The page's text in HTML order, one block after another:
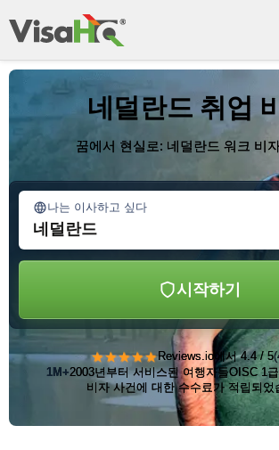
네덜란드 취업
꿈에서 현실로: 네덜란드 워크 비
나는 이사하고 싶다
네덜란드
시작하기
★★★★★Reviews.io에서 4.4 / 5
1M+2003년부터 서비스된 여행자들OISC 1
비자 사건에 대한 수수료가 적립되었